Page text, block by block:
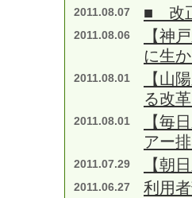
2011.08.07 ■ 改
2011.08.06
【神
に生
2011.08.01
【山
る改
2011.08.01
【毎
アー
2011.07.29 【朝
2011.06.27 利用